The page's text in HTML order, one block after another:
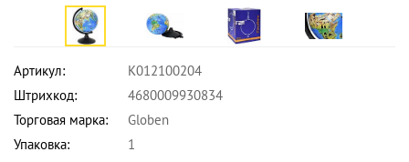
Артикул:
К012100204
Штрихкод:
4680009930834
Торговая марка:
Globen
Упаковка:
1